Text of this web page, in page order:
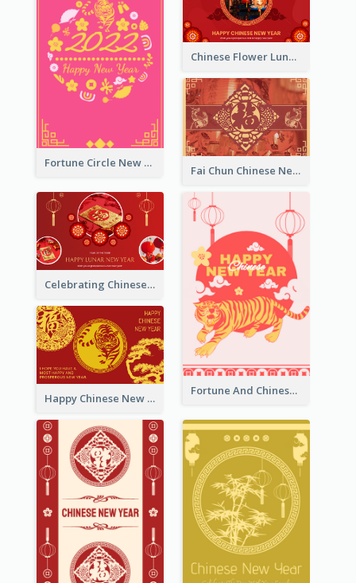
Fortune Circle New Year Greeting Card
Chinese Flower Lunar New Year Greeting Card
Fai Chun Chinese New Year Greeting Card
Celebrating Chinese New Year Greeting Card
Fortune And Chinese New Year Greeting Card
Happy Chinese New Year Greeting Card With Circle illustrations